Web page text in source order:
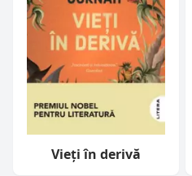
Vieți în derivă